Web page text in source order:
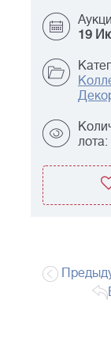
19
лота: